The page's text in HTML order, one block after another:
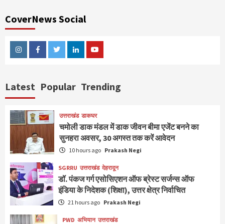
CoverNews Social
InstagramFacebookTwitterLinkedinYoutube
Latest Popular Trending
उत्तराखंड डाकघर
चमोली डाक मंडल में डाक जीवन बीमा एजेंट बनने का
सुनहरा अवसर, 30 अगस्त तक करें आवेदन
10 hours ago Prakash Negi
SGRRU उत्तराखंड देहरादून
डॉ. पंकज गर्ग एसोसिएशन ऑफ ब्रेस्ट सर्जन्स ऑफ
इंडिया के निदेशक (शिक्षा), उत्तर क्षेत्र निर्वाचित
21 hours ago Prakash Negi
PWD अभियान उत्तराखंड